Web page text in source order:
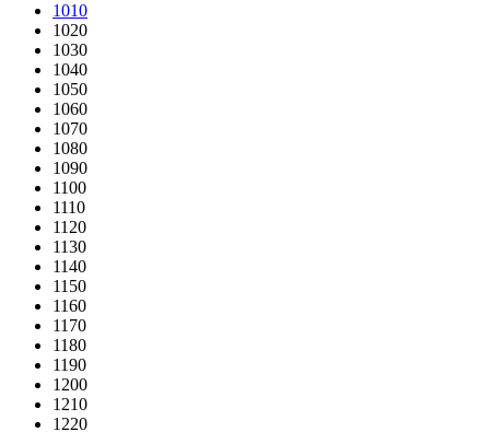
1010
1020
1030
1040
1050
1060
1070
1080
1090
1100
1110
1120
1130
1140
1150
1160
1170
1180
1190
1200
1210
1220